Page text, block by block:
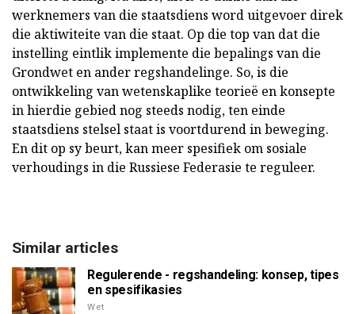
werknemers van die staatsdiens word uitgevoer direk
die aktiwiteite van die staat. Op die top van dat die
instelling eintlik implemente die bepalings van die
Grondwet en ander regshandelinge. So, is die
ontwikkeling van wetenskaplike teorieë en konsepte
in hierdie gebied nog steeds nodig, ten einde
staatsdiens stelsel staat is voortdurend in beweging.
En dit op sy beurt, kan meer spesifiek om sosiale
verhoudings in die Russiese Federasie te reguleer.
Similar articles
Regulerende - regshandeling: konsep, tipes
en spesifikasies
Wet